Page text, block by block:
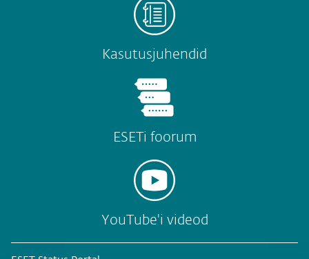
Kasutusjuhendid
ESETi foorum
YouTube'i videod